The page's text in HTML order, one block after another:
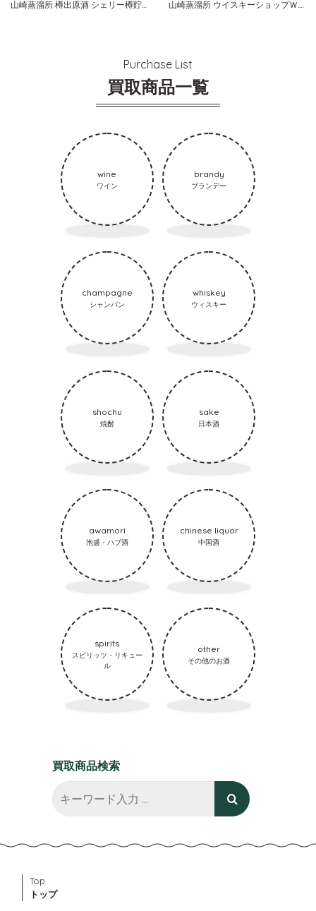
山崎蒸溜所 樽出原酒 シェリー樽貯蔵 １９９６-２００８ サントリー 山崎蒸溜所 ウイスキーショップＷ. ４th アニバーサリー ２００３
Purchase List
買取商品一覧
wine
ワイン
brandy
ブランデー
champagne
シャンパン
whiskey
ウィスキー
shochu
焼酎
sake
日本酒
awamori
泡盛・ハブ酒
chinese liquor
中国酒
spirits
スピリッツ・リキュー
ル
other
その他のお酒
買取商品検索
Top
トップ